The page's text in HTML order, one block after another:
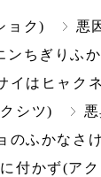
ョク) 悪
ンちぎりふ
イはヒャク
シツ)
のふかなさ
付かず(ア